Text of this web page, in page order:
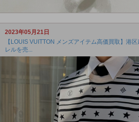
2023年05月21日
【LOUIS VUITTON メンズアイテム高価買取】港
レルを売...